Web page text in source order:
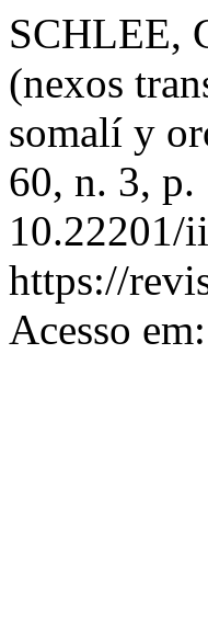
SCHLEE,
(nexos
somalí y
60, n. 3,
10.22201/
https://
Acesso